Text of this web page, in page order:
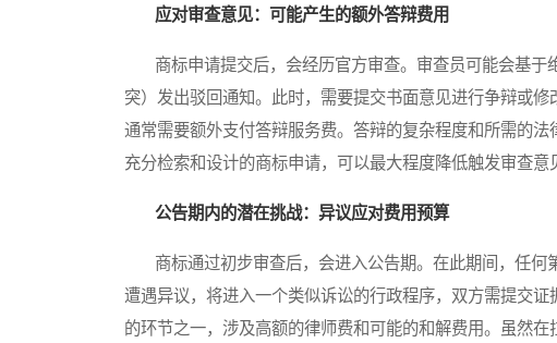
应对审查意见：可能产生的额外答辩费用
商标申请提交后，会经历官方审查。审查员可能会基于
突）发出驳回通知。此时，需要提交书面意见进行争辩或修
通常需要额外支付答辩服务费。答辩的复杂程度和所需的
充分检索和设计的商标申请，可以最大程度降低触发审查意
公告期内的潜在挑战：异议应对费用预算
商标通过初步审查后，会进入公告期。在此期间，任何
遭遇异议，将进入一个类似诉讼的行政程序，双方需提交
的环节之一，涉及高额的律师费和可能的和解费用。虽然